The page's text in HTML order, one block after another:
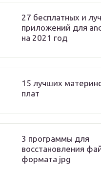
27 бесплатных и
приложений для
на 2021 год
15 лучших
плат
3 программы для
восстановления
формата jpg